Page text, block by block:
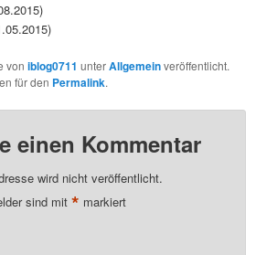
voniblog0711 unterAllgemeinveröffentlicht.
für den Permalink.
einen Kommentar
wird nicht veröffentlicht.
sind mit* markiert